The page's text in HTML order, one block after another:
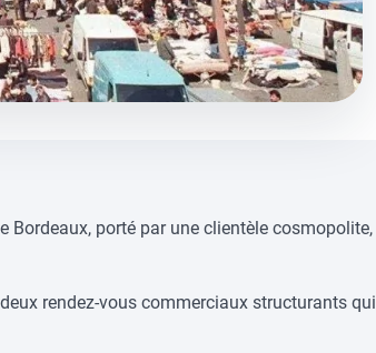
Bordeaux, porté par une clientèle cosmopolite,
rendez-vous commerciaux structurants qui